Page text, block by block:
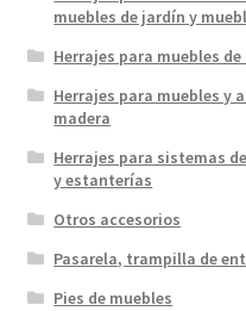
muebles de jardín y
Herrajes para muebles
Herrajes para muebles y
madera
Herrajes para sistemas
y estanterías
Otros accesorios
Pasarela, trampilla de
Pies de muebles